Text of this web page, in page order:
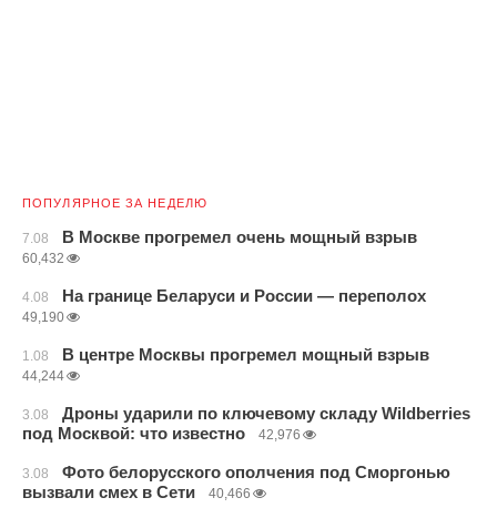
ПОПУЛЯРНОЕ ЗА НЕДЕЛЮ
7.08 В Москве прогремел очень мощный взрыв
60,432
4.08 На границе Беларуси и России — переполох
49,190
1.08 В центре Москвы прогремел мощный взрыв
44,244
3.08
Дроны ударили по ключевому складу Wildberries
под Москвой: что известно
42,976
3.08
Фото белорусского ополчения под Сморгонью
вызвали смех в Сети
40,466